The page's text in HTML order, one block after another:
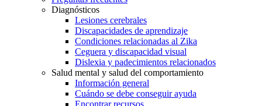
Diagnósticos
Lesiones cerebrales
Discapacidades de aprendizaje
Condiciones relacionadas al Zika
Ceguera y discapacidad visual
Dislexia y padecimientos relacionados
Salud mental y salud del comportamiento
Información general
Cuándo se debe conseguir ayuda
Encontrar recursos